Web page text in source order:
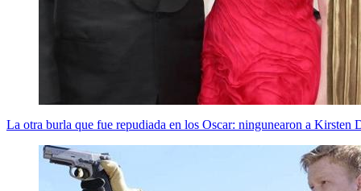
La otra burla que fue repudiada en los Oscar: ningunearon a Kirsten